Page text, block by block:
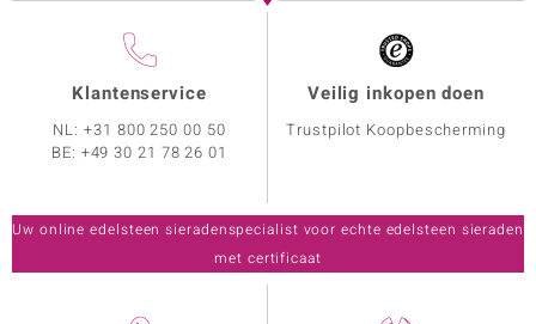
Klantenservice
NL:+31 800 250 00 50
BE: +49 30 21 78 26 01
Veilig inkopen doen
Trustpilot Koopbescherming
Uw online edelsteen sieradenspecialist voor echte edelsteen sieraden
met certificaat